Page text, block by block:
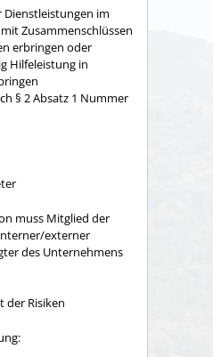
im
Zusammenschlüssen
erbringen oder
Hilfeleistung in
§ 2 Absatz 1 Nummer
muss Mitglied der
externer
des Unternehmens
der Risiken